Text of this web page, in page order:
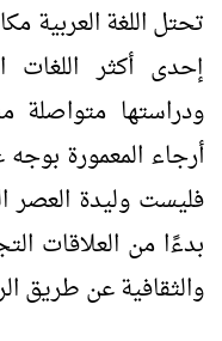
تحتل اللغة العربية
إحدى أكثر اللغات
ودراستها متواصلة
أرجاء المعمورة بوجه
فليست وليدة العصر
بدءًا من العلاقات
والثقافية عن طريق